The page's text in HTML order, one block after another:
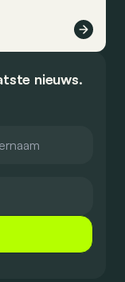
nieuws.